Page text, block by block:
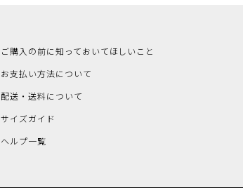
ご購入の前に知っておいてほしいこと
お支払い方法について
配送・送料について
サイズガイド
ヘルプ一覧